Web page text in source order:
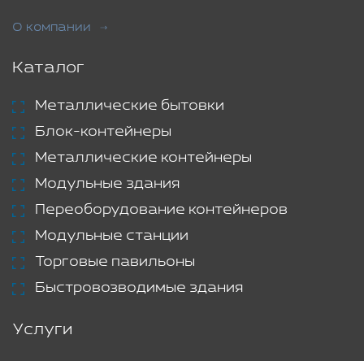
О компании
Каталог
Металлические бытовки
Блок-контейнеры
Металлические контейнеры
Модульные здания
Переоборудование контейнеров
Модульные станции
Торговые павильоны
Быстровозводимые здания
Услуги